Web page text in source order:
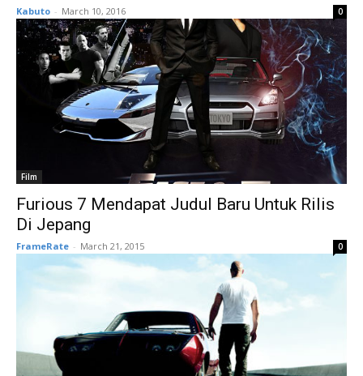
Kabuto - March 10, 2016 0
Film
Furious 7 Mendapat Judul Baru Untuk Rilis
Di Jepang
FrameRate - March 21, 2015 0